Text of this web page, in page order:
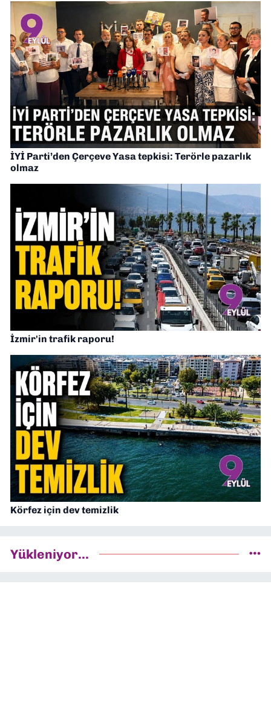
İYİ Parti’den Çerçeve Yasa tepkisi: Terörle pazarlık
olmaz
İzmir'in trafik raporu!
Körfez için dev temizlik
Yükleniyor...